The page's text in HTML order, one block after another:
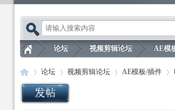
飞 »
论坛 视频剪辑论坛 AE模
论坛 视频剪辑论坛 AE模板/插件